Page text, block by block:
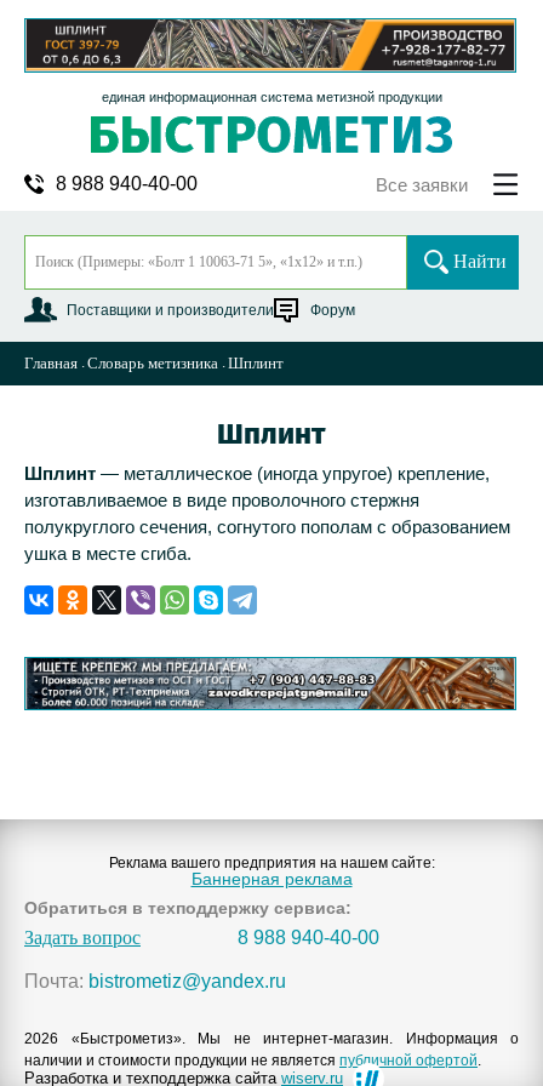
единая информационная система метизной продукции
8 988 940-40-00 Все заявки
Поставщики и производители Форум
Найти
Главная Словарь метизника Шплинт
Шплинт
Шплинт — металлическое (иногда упругое) крепление,
изготавливаемое в виде проволочного стержня
полукруглого сечения, согнутого пополам с образованием
ушка в месте сгиба.
Реклама вашего предприятия на нашем сайте:
Баннерная реклама
Обратиться в техподдержку сервиса:
Задать вопрос 8 988 940-40-00
Почта: bistrometiz@yandex.ru
2026 «Быстрометиз». Мы не интернет-магазин. Информация о
наличии и стоимости продукции не является публичной офертой.
Разработка и техподдержка сайта wiserv.ru